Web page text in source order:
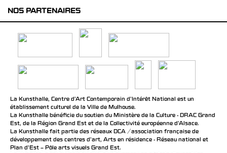
NOS PARTENAIRES
La Kunsthalle, Centre d’Art Contemporain d’Intérêt National est un
établissement culturel de la Ville de Mulhouse.
La Kunsthalle bénéficie du soutien du Ministère de la Culture - DRAC Grand
Est, de la Région Grand Est et de la Collectivité européenne d’Alsace.
La Kunsthalle fait partie des réseaux DCA / association française de
développement des centres d'art, Arts en résidence - Réseau national et
Plan d’Est – Pôle arts visuels Grand Est.